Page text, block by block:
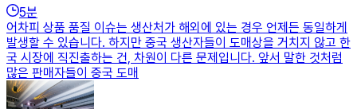
5분
어차피 상품 품질 이슈는 생산처가 해외에 있는 경우 언제든 동일하게
발생할 수 있습니다. 하지만 중국 생산자들이 도매상을 거치지 않고 한
국 시장에 직진출하는 건, 차원이 다른 문제입니다. 앞서 말한 것처럼
많은 판매자들이 중국 도매